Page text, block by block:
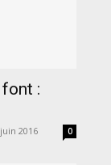
:
2016 0